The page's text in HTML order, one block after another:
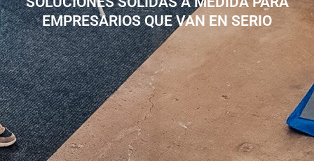
EMPRESARIOS QUE VAN EN SERIO